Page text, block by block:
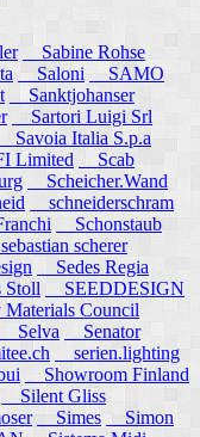
Sabine Rohse
Saloni
SAMO
Sanktjohanser
Sartori Luigi Srl
Savoia Italia S.p.a
Limited
Scab
Scheicher.Wand
schneiderschram
Schonstaub
scherer
Sedes Regia
Stoll
SEEDDESIGN
Council
Selva
Senator
serien.lighting
Showroom Finland
Silent Gliss
Simes Simon